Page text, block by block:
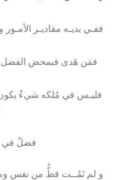
ففـي يديـه مقاديـر
فمَن هَدى فبمحض
فليـس في مُلكه شيءٌ يكون
فضلٌ في
و لم تَمُــت قطُّ من نفس